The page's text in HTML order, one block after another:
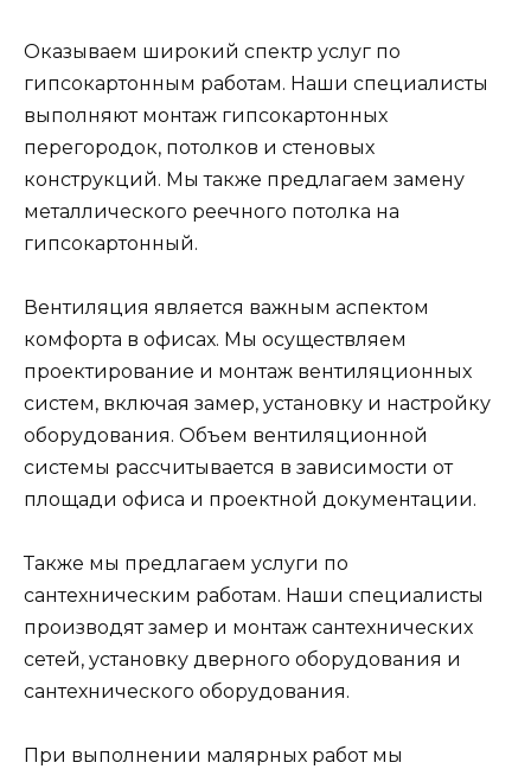
Оказываем широкий спектр услуг по
гипсокартонным работам. Наши специалисты
выполняют монтаж гипсокартонных
перегородок, потолков и стеновых
конструкций. Мы также предлагаем замену
металлического реечного потолка на
гипсокартонный.
Вентиляция является важным аспектом
комфорта в офисах. Мы осуществляем
проектирование и монтаж вентиляционных
систем, включая замер, установку и настройку
оборудования. Объем вентиляционной
системы рассчитывается в зависимости от
площади офиса и проектной документации.
Также мы предлагаем услуги по
сантехническим работам. Наши специалисты
производят замер и монтаж сантехнических
сетей, установку дверного оборудования и
сантехнического оборудования.
При выполнении малярных работ мы